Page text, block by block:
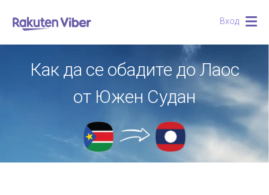
Вход
Как да се обадите до Лаос
от Южен Судан